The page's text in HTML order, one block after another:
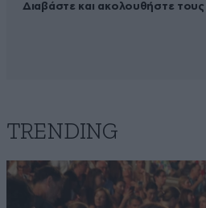
Διαβάστε και ακολουθήστε
TRENDING